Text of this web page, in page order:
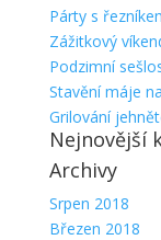
Párty s
Zážitkový
Podzimní
Stavění máje
Grilování
Nejnovější
Archivy
Srpen 2018
Březen 2018